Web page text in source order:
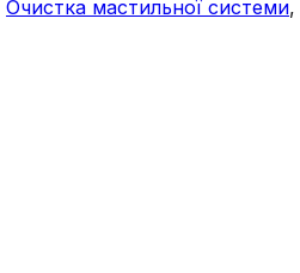
Очистка мастильної системи,